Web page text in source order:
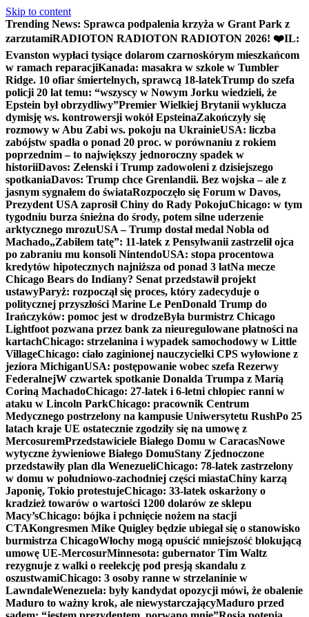
Skip to content
Trending News: Sprawca podpalenia krzyża w Grant Park z
zarzutamiRADIOTON RADIOTON RADIOTON 2026! ❤️IL:
Evanston wypłaci tysiące dolarom czarnoskórym mieszkańcom
w ramach reparacjiKanada: masakra w szkole w Tumbler
Ridge. 10 ofiar śmiertelnych, sprawcą 18-latekTrump do szefa
policji 20 lat temu: “wszyscy w Nowym Jorku wiedzieli, że
Epstein był obrzydliwy”Premier Wielkiej Brytanii wyklucza
dymisję ws. kontrowersji wokół EpsteinaZakończyły się
rozmowy w Abu Zabi ws. pokoju na UkrainieUSA: liczba
zabójstw spadła o ponad 20 proc. w porównaniu z rokiem
poprzednim – to największy jednoroczny spadek w
historiiDavos: Zełenski i Trump zadowoleni z dzisiejszego
spotkaniaDavos: Trump chce Grenlandii. Bez wojska – ale z
jasnym sygnałem do świataRozpoczęło się Forum w Davos,
Prezydent USA zaprosił Chiny do Rady PokojuChicago: w tym
tygodniu burza śnieżna do środy, potem silne uderzenie
arktycznego mrozuUSA – Trump dostał medal Nobla od
Machado„Zabiłem tatę”: 11-latek z Pensylwanii zastrzelił ojca
po zabraniu mu konsoli NintendoUSA: stopa procentowa
kredytów hipotecznych najniższa od ponad 3 latNa mecze
Chicago Bears do Indiany? Senat przedstawił projekt
ustawyParyż: rozpoczął się proces, który zadecyduje o
politycznej przyszłości Marine Le PenDonald Trump do
Irańczyków: pomoc jest w drodzeByła burmistrz Chicago
Lightfoot pozwana przez bank za nieuregulowane płatności na
kartachChicago: strzelanina i wypadek samochodowy w Little
VillageChicago: ciało zaginionej nauczycielki CPS wyłowione z
jeziora MichiganUSA: postępowanie wobec szefa Rezerwy
FederalnejW czwartek spotkanie Donalda Trumpa z Maríą
Coriną MachadoChicago: 27-latek i 6-letni chłopiec ranni w
ataku w Lincoln ParkChicago: pracownik Centrum
Medycznego postrzelony na kampusie Uniwersytetu RushPo 25
latach kraje UE ostatecznie zgodziły się na umowę z
MercosuremPrzedstawiciele Białego Domu w CaracasNowe
wytyczne żywieniowe Białego DomuStany Zjednoczone
przedstawiły plan dla WenezueliChicago: 78-latek zastrzelony
w domu w południowo-zachodniej części miastaChiny karzą
Japonię, Tokio protestujeChicago: 33-latek oskarżony o
kradzież towarów o wartości 1200 dolarów ze sklepu
Macy’sChicago: bójka i pchnięcie nożem na stacji
CTAKongresmen Mike Quigley będzie ubiegał się o stanowisko
burmistrza ChicagoWłochy mogą opuścić mniejszość blokującą
umowę UE-MercosurMinnesota: gubernator Tim Waltz
rezygnuje z walki o reelekcję pod presją skandalu z
oszustwamiChicago: 3 osoby ranne w strzelaninie w
LawndaleWenezuela: były kandydat opozycji mówi, że obalenie
Maduro to ważny krok, ale niewystarczającyMaduro przed